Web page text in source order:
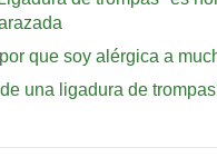
que soy alérgica a
una ligadura de